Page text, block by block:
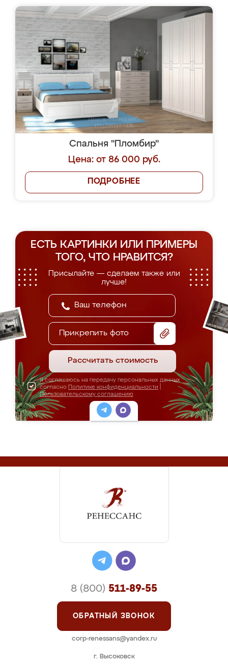
Спальня "Пломбир"
Цена: от 86 000 руб.
ПОДРОБНЕЕ
ЕСТЬ КАРТИНКИ ИЛИ ПРИМЕРЫ
ТОГО, ЧТО НРАВИТСЯ?
Присылайте — сделаем также или
лучше!
Прикрепить фото
Рассчитать стоимость
Я соглашаюсь на передачу персональных данных
согласно Политике конфиденциальности
Пользовательскому соглашению
г. Высоковск
8 (800) 511-89-55
ОБРАТНЫЙ ЗВОНОК
corp-renessans@yandex.ru